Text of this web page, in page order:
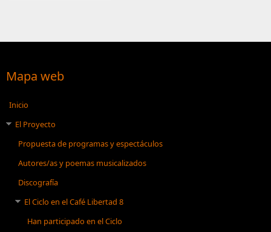
Mapa web
Inicio
El Proyecto
Propuesta de programas y espectáculos
Autores/as y poemas musicalizados
Discografía
El Ciclo en el Café Libertad 8
Han participado en el Ciclo